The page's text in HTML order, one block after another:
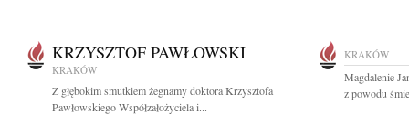
KRZYSZTOF PAWŁOWSKI
KRAKÓW
Z głębokim smutkiem żegnamy doktora Krzysztofa
Pawłowskiego Współzałożyciela i...
KRAKÓW
Magdalenie
z powodu